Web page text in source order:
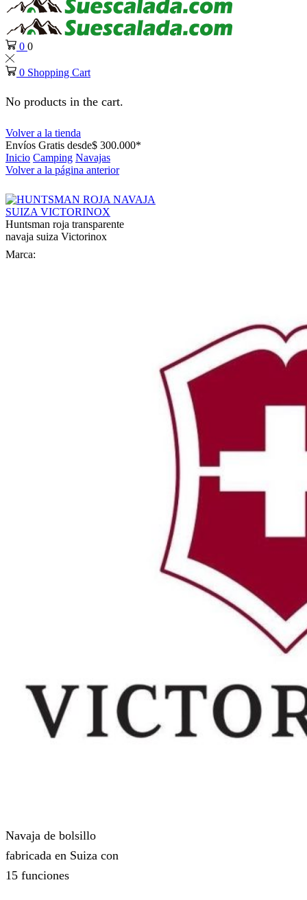
0 0
0 Shopping Cart
No products in the cart.
Volver a la tienda
Envíos Gratis desde$ 300.000*
Inicio Camping Navajas
Volver a la página anterior
Huntsman roja transparente
navaja suiza Victorinox
Marca:
Navaja de bolsillo
fabricada en Suiza con
15 funciones